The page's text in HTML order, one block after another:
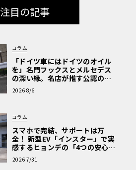
注目の記事
コラム
「ドイツ車にはドイツのオイル
を」名門フックスとメルセデス
の深い縁。名店が推す公認の安
心と、Cクラスで味わうシルキー
な走り〈PR〉
2026 8/6
コラム
スマホで完結、サポートは万
全！ 新型EV「インスター」で実
感するヒョンデの「4つの安心」
【第1回・ヒョンデ6つの疑問：
Why? Hyundai?】〈PR〉
2026 7/31